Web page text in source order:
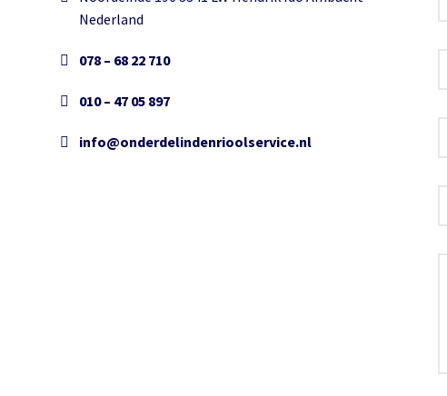
Nederland
078 – 68 22 710
010 – 47 05 897
info@onderdelindenrioolservice.nl